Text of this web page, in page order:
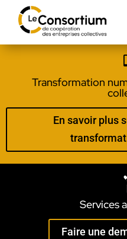
Transformation
En savoir plus
Services
Faire une